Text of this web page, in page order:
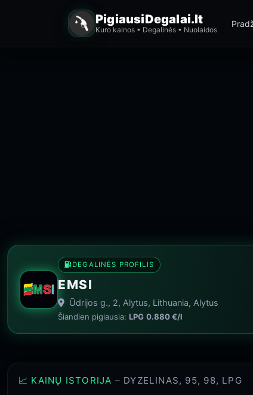
PigiausiDegalai.lt
Kuro kainos • Degalinės • Nuolaidos
DEGALINĖS PROFILIS
EMSI
Ūdrijos g., 2, Alytus, Lithuania, Alytus
Šiandien pigiausia: LPG 0.880 €/l
📈 KAINŲ ISTORIJA – DYZELINAS, 95, 98, LPG